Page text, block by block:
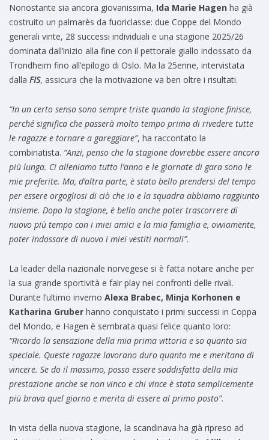
Nonostante sia ancora giovanissima, Ida Marie Hagen ha già
costruito un palmarès da fuoriclasse: due Coppe del Mondo
generali vinte, 28 successi individuali e una stagione 2025/26
dominata dall’inizio alla fine con il pettorale giallo indossato da
Trondheim fino all’epilogo di Oslo. Ma la 25enne, intervistata
dalla FIS, assicura che la motivazione va ben oltre i risultati.
“In un certo senso sono sempre triste quando la stagione finisce,
perché significa che passerà molto tempo prima di rivedere tutte
le ragazze e tornare a gareggiare”, ha raccontato la
combinatista. “Anzi, penso che la stagione dovrebbe essere ancora
più lunga. Ci alleniamo tutto l’anno e le giornate di gara sono le
mie preferite. Ma, d’altra parte, è stato bello prendersi del tempo
per essere orgogliosi di ciò che io e la squadra abbiamo raggiunto
insieme. Dopo la stagione, è bello anche poter trascorrere di
nuovo più tempo con i miei amici e la mia famiglia e, ovviamente,
poter indossare di nuovo i miei vestiti normali”.
La leader della nazionale norvegese si è fatta notare anche per
la sua grande sportività e fair play nei confronti delle rivali.
Durante l’ultimo inverno Alexa Brabec, Minja Korhonen e
Katharina Gruber hanno conquistato i primi successi in Coppa
del Mondo, e Hagen è sembrata quasi felice quanto loro:
“Ricordo la sensazione della mia prima vittoria e so quanto sia
speciale. Queste ragazze lavorano duro quanto me e meritano di
vincere. Se do il massimo, posso essere soddisfatta della mia
prestazione anche se non vinco e chi vince è stata semplicemente
più brava quel giorno e merita di essere al primo posto”.
In vista della nuova stagione, la scandinava ha già ripreso ad